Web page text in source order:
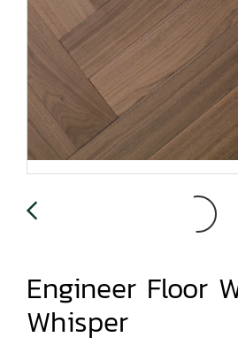
Engineer Floor
Whisper